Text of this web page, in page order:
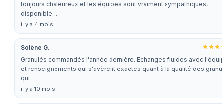
toujours chaleureux et les équipes sont vraiment sympathiques,
disponible…
il y a 4 mois
Solène G.
Granulés commandés l'année dernière. Echanges fluides avec
et renseignements qui s'avèrent exactes quant à la qualité des
qui …
il y a 10 mois